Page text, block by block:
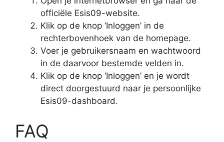
officiële Esis09-website.
Klik op de knop ‘Inloggen’ in de
rechterbovenhoek van de homepage.
Voer je gebruikersnaam en wachtwoord
in de daarvoor bestemde velden in.
Klik op de knop ‘Inloggen’ en je wordt
direct doorgestuurd naar je persoonlijke
Esis09-dashboard.
FAQ